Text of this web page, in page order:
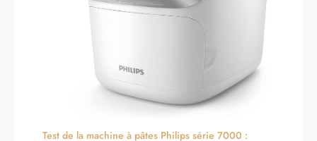
Test de la machine à pâtes Philips série 7000 :